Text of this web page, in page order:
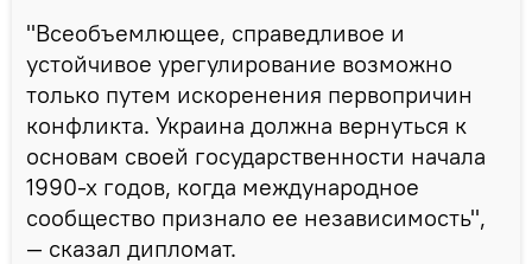
"Всеобъемлющее, справедливое и
устойчивое урегулирование возможно
только путем искоренения первопричин
конфликта. Украина должна вернуться к
основам своей государственности начала
1990-х годов, когда международное
сообщество признало ее независимость",
— сказал дипломат.